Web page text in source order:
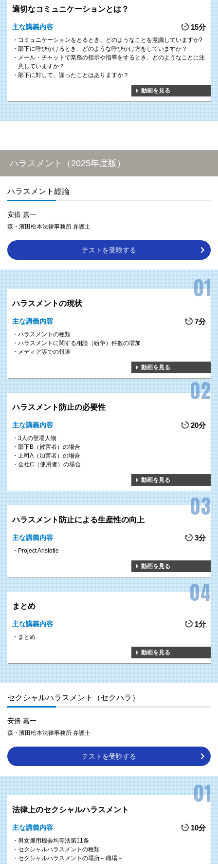
適切なコミュニケーションとは？
主な講義内容 15分
コミュニケーションをとるとき、どのようなことを意識していますか?
部下に呼びかけるとき、どのような呼びかけ方をしていますか？
メール・チャットで業務の指示や指導をするとき、どのようなことに注
意していますか？
部下に対して、謝ったことはありますか？
動画を見る
ハラスメント（2025年度版）
ハラスメント総論
安倍 嘉一
森・濱田松本法律事務所 弁護士
テストを受験する
ハラスメントの現状
主な講義内容 7分
ハラスメントの種類
ハラスメントに関する相談（紛争）件数の増加
メディア等での報道
動画を見る
ハラスメント防止の必要性
主な講義内容 20分
3人の登場人物
部下B（被害者）の場合
上司A（加害者）の場合
会社C（使用者）の場合
動画を見る
ハラスメント防止による生産性の向上
主な講義内容 3分
Project Aristotle
動画を見る
まとめ
主な講義内容 1分
まとめ
動画を見る
セクシャルハラスメント（セクハラ）
安倍 嘉一
森・濱田松本法律事務所 弁護士
テストを受験する
法律上のセクシャルハラスメント
主な講義内容 10分
男女雇用機会均等法第11条
セクシャルハラスメントの種類
セクシャルハラスメントの場所～職場～